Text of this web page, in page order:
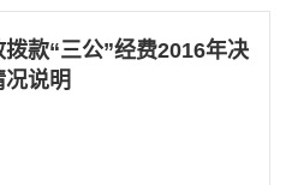
款“三公”经费2016年决
况说明